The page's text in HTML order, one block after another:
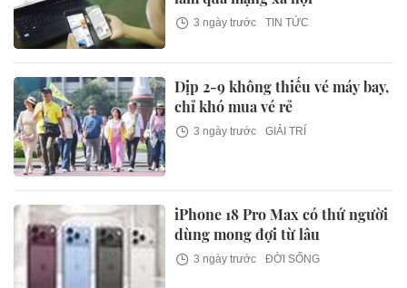
3 ngày trước TIN TỨC
Dịp 2-9 không thiếu vé máy bay,
chỉ khó mua vé rẻ
3 ngày trước GIẢI TRÍ
iPhone 18 Pro Max có thứ người
dùng mong đợi từ lâu
3 ngày trước ĐỜI SỐNG